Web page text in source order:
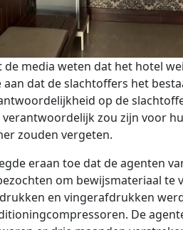
de media weten dat het hotel
aan dat de slachtoffers het
op de
zou zijn voor
zouden vergeten.
eraan toe dat de agenten
om bewijsmateriaal te
en vingerafdrukken
De